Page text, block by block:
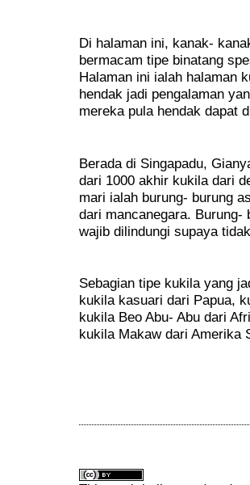
Di halaman ini, kanak-
bermacam tipe binatang
Halaman ini ialah halaman
hendak jadi pengalaman
mereka pula hendak dapat
Berada di Singapadu,
dari 1000 akhir kukila dari
mari ialah burung- burung
dari mancanegara. Burung-
wajib dilindungi supaya
Sebagian tipe kukila yang
kukila kasuari dari Papua,
kukila Beo Abu- Abu dari
kukila Makaw dari Amerika